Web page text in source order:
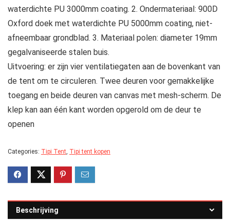
waterdichte PU 3000mm coating. 2. Ondermateriaal: 900D
Oxford doek met waterdichte PU 5000mm coating, niet-
afneembaar grondblad. 3. Materiaal polen: diameter 19mm
gegalvaniseerde stalen buis.
Uitvoering: er zijn vier ventilatiegaten aan de bovenkant van
de tent om te circuleren. Twee deuren voor gemakkelijke
toegang en beide deuren van canvas met mesh-scherm. De
klep kan aan één kant worden opgerold om de deur te
openen
Categories: Tipi Tent Tipi tent kopen
Beschrijving